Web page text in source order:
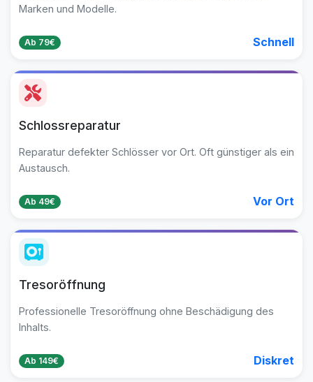
Marken und Modelle.
Ab 79€ Schnell
Schlossreparatur
Reparatur defekter Schlösser vor Ort. Oft günstiger als ein
Austausch.
Ab 49€ Vor Ort
Tresoröffnung
Professionelle Tresoröffnung ohne Beschädigung des
Inhalts.
Ab 149€ Diskret